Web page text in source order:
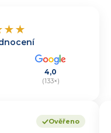
★★
4,0
(133×)
Ověřeno